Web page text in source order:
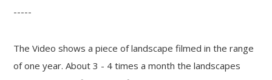
-----
The Video shows a piece of landscape filmed in the range
of one year. About 3 - 4 times a month the landscapes